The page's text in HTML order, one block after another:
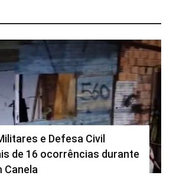
e Defesa Civil
de 16 ocorrências durante
Canela